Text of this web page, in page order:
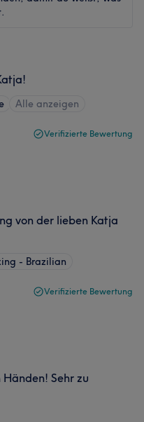
Alle anzeigen
Verifizierte Bewertung
von der lieben Katja
- Brazilian
Verifizierte Bewertung
Sehr zu